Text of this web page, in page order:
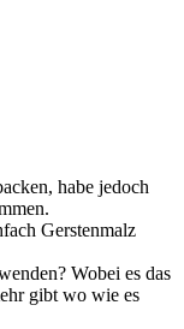
habe jedoch
Gerstenmalz
Wobei es das
gibt wo wie es